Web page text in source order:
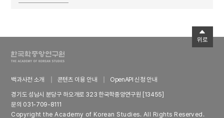
백과사전 소개 콘텐츠 이용 안내
OpenAPI 신청 안내
경기도 성남시 분당구 하오개로 323 한국학중앙연구원 [13455]
문의 031-709-8111
Copyright the Academy of Korean Studies. All Rights Reserved.
위로